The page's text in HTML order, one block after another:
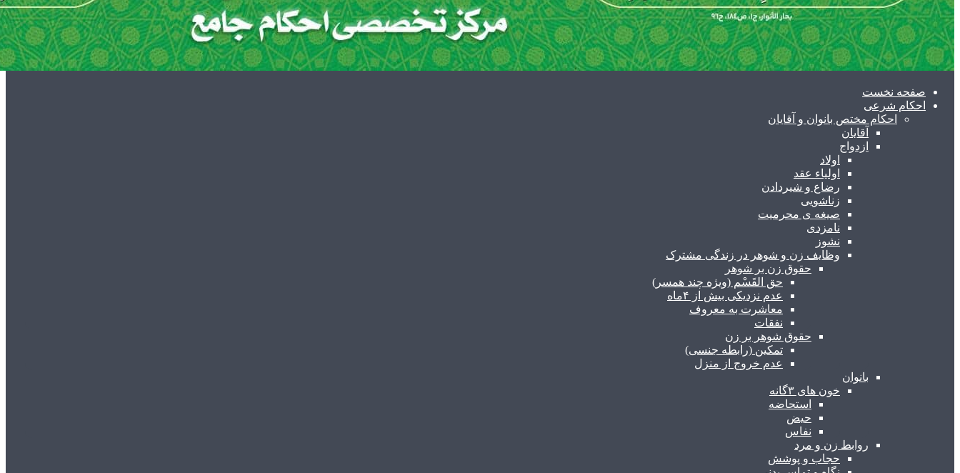
صفحه نخست
احکام شرعی
احکام مختص بانوان و آقایان
آقایان
ازدواج
اولاد
اولیاء عقد
رضاع و شیردادن
زناشویی
صیغه ی محرمیت
نامزدی
نشوز
وظایف زن و شوهر در زندگی مشترک
حقوق زن بر شوهر
حق القَسْم (ویژه چند همسر)
عدم نزدیکی بیش از ۴ماه
معاشرت به معروف
نفقات
حقوق شوهر بر زن
تمکین (رابطه جنسی)
عدم خروج از منزل
بانوان
خون های ۳گانه
استحاضه
حیض
نفاس
روابط زن و مرد
حجاب و پوشش